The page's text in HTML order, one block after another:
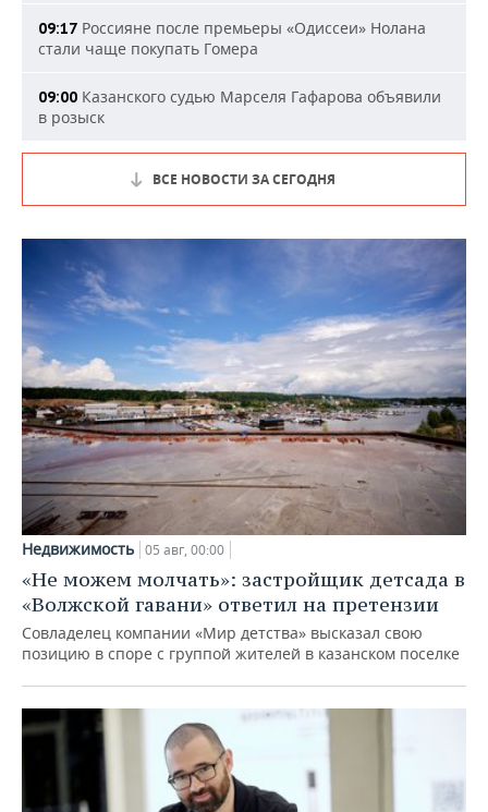
09:17 Россияне после премьеры «Одиссеи» Нолана
стали чаще покупать Гомера
09:00 Казанского судью Марселя Гафарова объявили
в розыск
ВСЕ НОВОСТИ ЗА СЕГОДНЯ
Недвижимость 05 авг, 00:00
«Не можем молчать»: застройщик детсада в
«Волжской гавани» ответил на претензии
Совладелец компании «Мир детства» высказал свою
позицию в споре с группой жителей в казанском поселке